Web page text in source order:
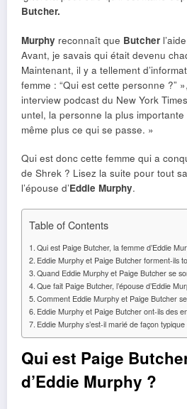
Butcher.
Murphy reconnaît que Butcher
Avant, je savais qui était devenu
Maintenant, il y a tellement
femme : “Qui est cette personne ?”
interview podcast du New York
untel, la personne la plus importante
même plus ce qui se passe. »
Qui est donc cette femme qui a
de Shrek ? Lisez la suite pour tout
l’épouse d’Eddie Murphy.
Table of Contents
Qui est Paige Butcher, la femme d’Eddie
Eddie Murphy et Paige Butcher forment-ils
Quand Eddie Murphy et Paige Butcher se
Que fait Paige Butcher, l’épouse d’Eddie
Comment Eddie Murphy et Paige Butcher
Eddie Murphy et Paige Butcher ont-ils des
Eddie Murphy s’est-il marié de façon typique
Qui est Paige
d’Eddie Murphy ?